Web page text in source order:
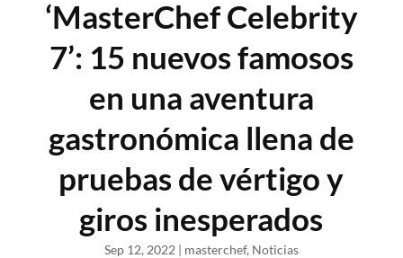
‘MasterChef Celebrity
7’: 15 nuevos famosos
en una aventura
gastronómica llena de
pruebas de vértigo y
giros inesperados
Sep 12, 2022 | masterchef, Noticias